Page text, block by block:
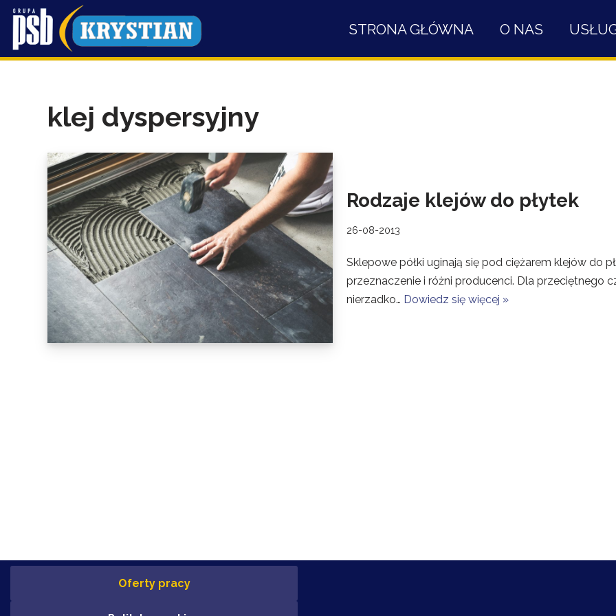
Przejdź
do
STRONA GŁÓWNA O NAS
klej dyspersyjny
Rodzaje klejów do płytek
26-08-2013
Sklepowe półki uginają się pod ciężarem klejów do
przeznaczenie i różni producenci. Dla przeciętnego
nierzadko… Dowiedz się więcej »
Oferty pracy